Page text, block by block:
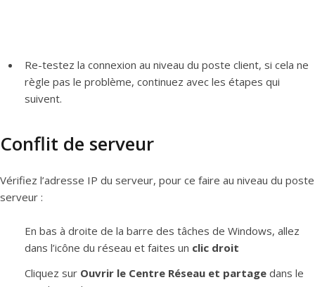
Re-testez la connexion au niveau du poste client, si cela ne
règle pas le problème, continuez avec les étapes qui
suivent.
Conflit de serveur
Vérifiez l’adresse IP du serveur, pour ce faire au niveau du poste
serveur :
En bas à droite de la barre des tâches de Windows, allez
dans l’icône du réseau et faites un clic droit
Cliquez sur Ouvrir le Centre Réseau et partage dans le